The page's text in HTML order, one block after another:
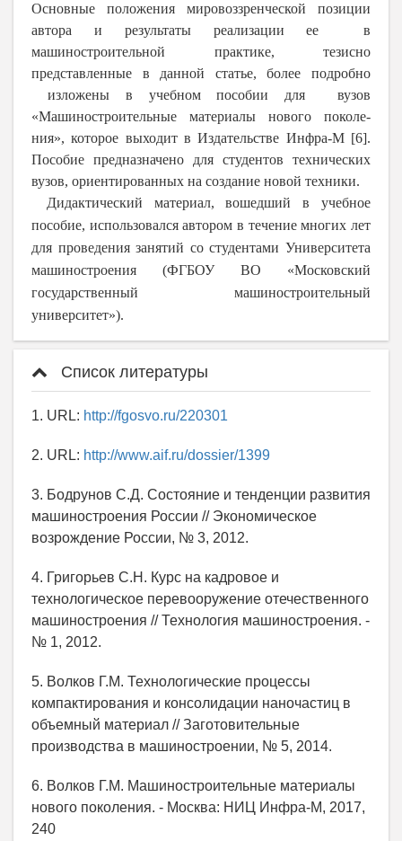
Основные положения мировоззренческой позиции
автора и результаты реализации ее в
машиностроительной практике, тезисно
представленные в данной статье, более подробно
изложены в учебном пособии для вузов
«Машиностроительные материалы нового поколе-
ния», которое выходит в Издательстве Инфра-М [6].
Пособие предназначено для студентов технических
вузов, ориентированных на создание новой техники.
Дидактический материал, вошедший в учебное
пособие, использовался автором в течение многих лет
для проведения занятий со студентами Университета
машиностроения (ФГБОУ ВО «Московский
государственный машиностроительный
университет»).
Список литературы
1. URL: http://fgosvo.ru/220301
2. URL: http://www.aif.ru/dossier/1399
3. Бодрунов С.Д. Состояние и тенденции развития
машиностроения России // Экономическое
возрождение России, № 3, 2012.
4. Григорьев С.Н. Курс на кадровое и
технологическое перевооружение отечественного
машиностроения // Технология машиностроения. -
№ 1, 2012.
5. Волков Г.М. Технологические процессы
компактирования и консолидации наночастиц в
объемный материал // Заготовительные
производства в машиностроении, № 5, 2014.
6. Волков Г.М. Машиностроительные материалы
нового поколения. - Москва: НИЦ Инфра-М, 2017,
240